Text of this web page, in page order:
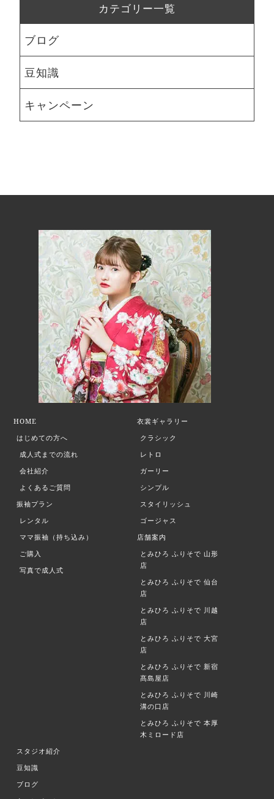
カテゴリー一覧
ブログ
豆知識
キャンペーン
HOME
はじめての方へ
成人式までの流れ
会社紹介
よくあるご質問
振袖プラン
レンタル
ママ振袖（持ち込み）
ご購入
写真で成人式
衣裳ギャラリー
クラシック
レトロ
ガーリー
シンプル
スタイリッシュ
ゴージャス
店舗案内
とみひろ ふりそで 山形
店
とみひろ ふりそで 仙台
店
とみひろ ふりそで 川越
店
とみひろ ふりそで 大宮
店
とみひろ ふりそで 新宿
髙島屋店
とみひろ ふりそで 川崎
溝の口店
とみひろ ふりそで 本厚
木ミロード店
スタジオ紹介
豆知識
ブログ